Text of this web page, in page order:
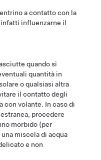
a contatto con la
influenzarne il
quando si
quantità in
o qualsiasi altra
il contatto degli
con volante. In caso di
procedere
morbido (per
miscela di acqua
e non